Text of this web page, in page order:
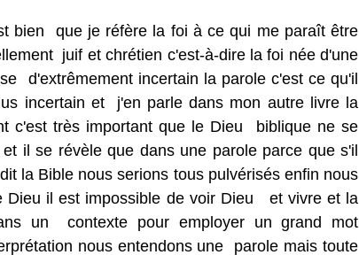
bien que je réfère la foi à ce qui me paraît être
juif et chrétien c'est-à-dire la foi née d'une
d'extrêmement incertain la parole c'est ce qu'il
incertain et j'en parle dans mon autre livre la
c'est très important que le Dieu biblique ne se
il se révèle que dans une parole parce que s'il
la Bible nous serions tous pulvérisés enfin nous
Dieu il est impossible de voir Dieu et vivre et la
un contexte pour employer un grand mot
nous entendons une parole mais toute